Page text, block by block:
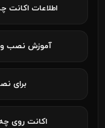
اطلاعات اکانت
آموزش نصب و
برای
اکانت روی